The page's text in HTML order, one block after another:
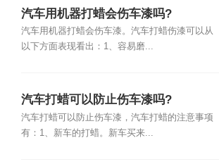
汽车用机器打蜡会伤车漆吗?
汽车用机器打蜡会伤车漆。汽车打蜡伤漆可以从
以下方面表现看出：1、容易磨...
汽车打蜡可以防止伤车漆吗?
汽车打蜡可以防止伤车漆，汽车打蜡的注意事项
有：1、新车的打蜡。新车买来...